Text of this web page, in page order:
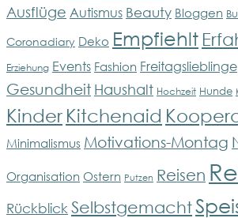
Ausflüge Autismus Beauty Bloggen
Coronadiary Deko Empfiehlt
Erziehung Events Fashion Freitagslieblinge
Gesundheit Haushalt Hochzeit Hunde
Kinder Kitchenaid
Minimalismus Motivations-Montag
Organisation Ostern Putzen Reisen
Rückblick Selbstgemacht